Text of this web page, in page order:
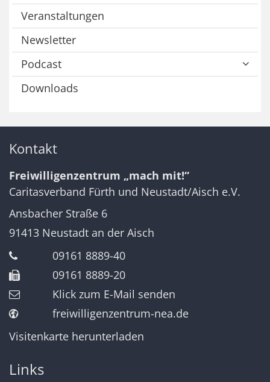
Veranstaltungen
Newsletter
Podcast
Downloads
Kontakt
Freiwilligenzentrum „mach mit!“
Caritasverband Fürth und Neustadt/Aisch e.V.
Ansbacher Straße 6
91413 Neustadt an der Aisch
09161 8889-40
09161 8889-20
Klick zum E-Mail senden
freiwilligenzentrum-nea.de
Visitenkarte herunterladen
Links